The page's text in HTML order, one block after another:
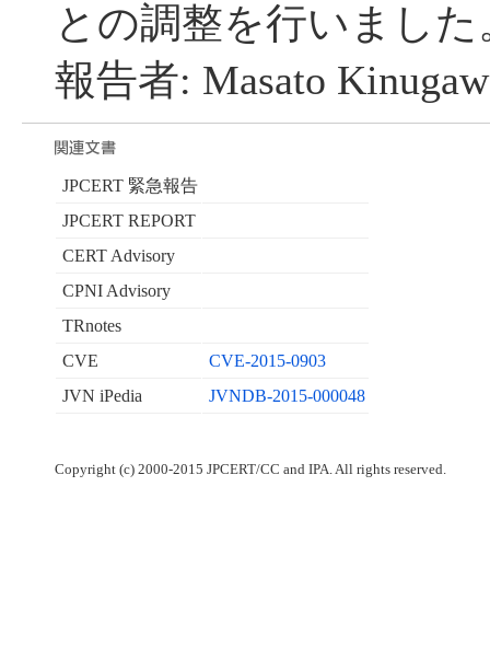
との調整を行いました
報告者: Masato
JPCERT 緊急報告
JPCERT REPORT
CERT Advisory
CPNI Advisory
TRnotes
CVE
CVE-2015-0903
JVN iPedia
JVNDB-2015-000048
Copyright (c) 2000-2015 JPCERT/CC and IPA. All rights reserved.